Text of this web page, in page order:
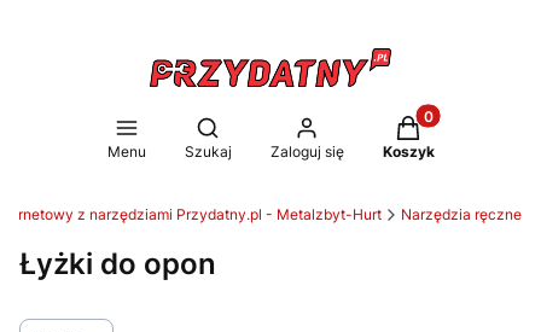
Menu
Otwórz wyszukiwarkę
Szukaj Zaloguj się
Produkty w
Koszyk
z narzędziami Przydatny.pl - Metalzbyt-Hurt Narzędzia ręczne
Łyżki do opon